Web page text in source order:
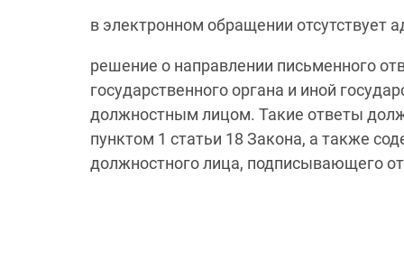
в электронном обращении отсутствует
решение о направлении письменного
государственного органа и иной
должностным лицом. Такие ответы
пунктом 1 статьи 18 Закона, а также
должностного лица, подписывающего